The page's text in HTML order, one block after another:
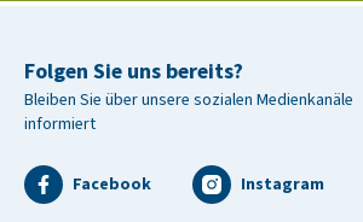
Folgen Sie uns bereits?
Bleiben Sie über unsere sozialen Medienkanäle
informiert
Facebook Instagram